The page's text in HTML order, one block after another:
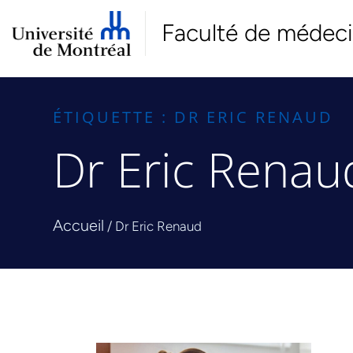
Faculté de
ÉTIQUETTE : DR ERIC RENAUD
Dr Eric
Accueil / Dr Eric Renaud